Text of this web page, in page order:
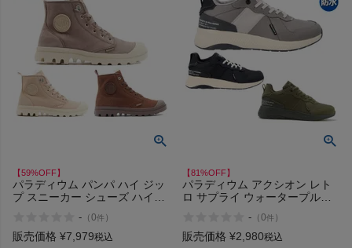
【59%OFF】
パラディウム パンパ ハイ ジッ
プ スニーカー シューズ ハイカ
PAMPA HI ZIP WL 95982 アウ
トレット セール
- （0件 ）
販売価格 ¥7,979税込
【81%OFF】
パラディウム アクシオン レト
ロ サプライ ウォータープルー
ーカット カジュアル
PALLADIUM AX_EON RETRO
- （0件 ）
販売価格 ¥2,980税込